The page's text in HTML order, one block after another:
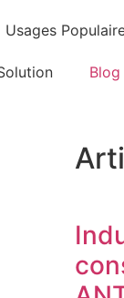
Usages
Blog